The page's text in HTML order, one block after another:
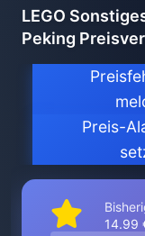
LEGO
Peking
Preis-
14.99